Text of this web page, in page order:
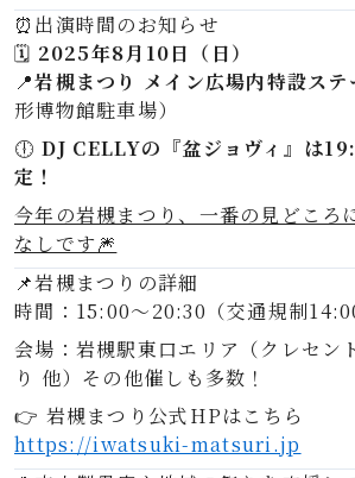
⏰出演時間のお知らせ
🗓 2025年8月10日（日）
📍岩槻まつり メイン広場内特設ス
形博物館駐車場）
🕕 DJ CELLYの『盆ジョヴィ』は
定！
今年の岩槻まつり、一番の見どころ
なしです🎆
📌岩槻まつりの詳細
時間：15:00〜20:30（交通規制
会場：岩槻駅東口エリア（クレセン
り 他）その他催しも多数！
👉 岩槻まつり公式HPはこちら
https://iwatsuki-matsuri.jp